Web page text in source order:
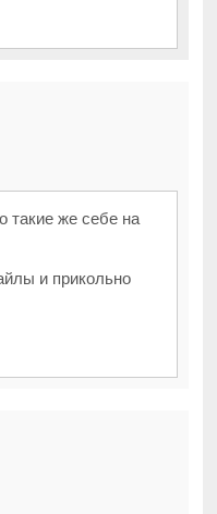
такие же себе на
и прикольно